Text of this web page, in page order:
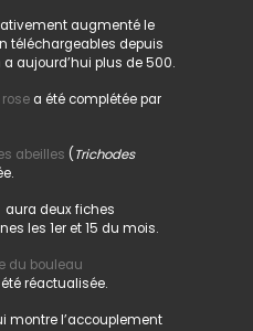
augmenté le
téléchargeables depuis
aujourd’hui plus de 500.
a été complétée par
abeilles ( Trichodes
aura deux fiches
les 1er et 15 du mois.
du bouleau
réactualisée.
montre l’accouplement